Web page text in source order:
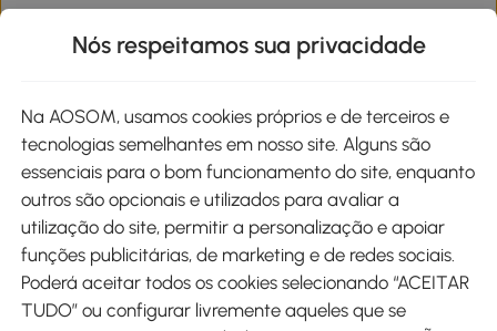
Métodos de pagamento
Envio
Nós respeitamos sua privacidade
Na AOSOM, usamos cookies próprios e de terceiros e
tecnologias semelhantes em nosso site. Alguns são
essenciais para o bom funcionamento do site, enquanto
outros são opcionais e utilizados para avaliar a
utilização do site, permitir a personalização e apoiar
funções publicitárias, de marketing e de redes sociais.
Poderá aceitar todos os cookies selecionando “ACEITAR
TUDO” ou configurar livremente aqueles que se